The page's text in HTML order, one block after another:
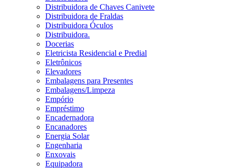
Distribuidora de Chaves Canivete
Distribuidora de Fraldas
Distribuidora Óculos
Distribuidora.
Docerias
Eletricista Residencial e Predial
Eletrônicos
Elevadores
Embalagens para Presentes
Embalagens/Limpeza
Empório
Empréstimo
Encadernadora
Encanadores
Energia Solar
Engenharia
Enxovais
Equipadora